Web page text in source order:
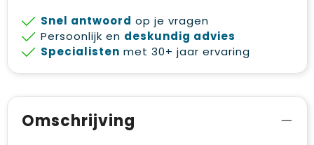
Snel antwoord op je vragen
Persoonlijk en deskundig advies
Specialisten met 30+ jaar ervaring
Omschrijving